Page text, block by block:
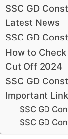
SSC GD
Latest News
SSC GD
How to
Cut Off 2024
SSC GD
Important
SSC GD
SSC GD